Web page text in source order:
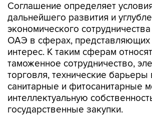
Соглашение определяет
дальнейшего развития и
экономического
ОАЭ в сферах,
интерес. К таким сферам
таможенное сотрудничество,
торговля, технические барьеры
санитарные и фитосанитарные
интеллектуальную
государственные закупки.